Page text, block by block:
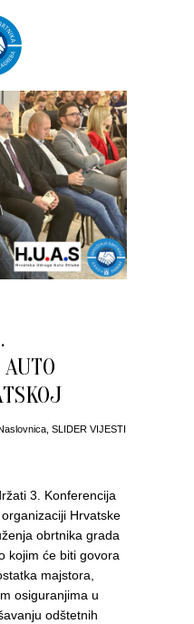
SLIDER VIJESTI
3. Konferencija
Hrvatske
obrtnika grada
kojim će biti govora
majstora,
osiguranjima u
odštetnih